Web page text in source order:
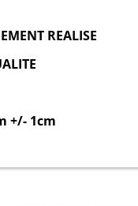
REALISE
+/- 1cm